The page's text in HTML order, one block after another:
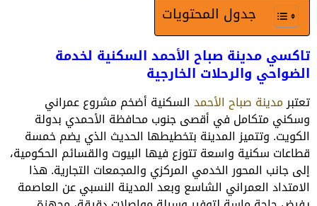
جدول المحتويات
تاكسي مدينة صباح الأحمد السكنية لخدمة
الضواحي والرحلات الخارجية
تعتبرمدينة صباح الأحمد السكنية أضخم مشروع عمراني
وسكني متكامل في أقصى جنوب محافظة الأحمدي بدولة
الكويت. وتتميز المدينة بتخطيطها الحديث الذي يضم خمسة
قطاعات سكنية واسعة تتوزع فيها البيوت والقسائم الحكومية،
إلى جانب المحور الخدمي المركزي والمجمعات التجارية. هذا
الامتداد العمراني الشاسع وبعد المدينة النسبي عن العاصمة